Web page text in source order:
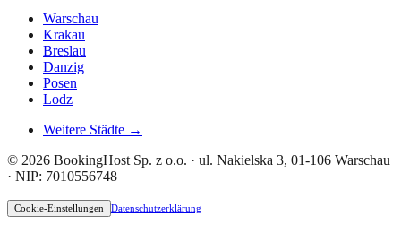
Warschau
Krakau
Breslau
Danzig
Posen
Lodz
Weitere Städte →
© 2026 BookingHost Sp. z o.o. · ul. Nakielska 3, 01-106 Warschau
· NIP: 7010556748
Cookie-Einstellungen Datenschutzerklärung